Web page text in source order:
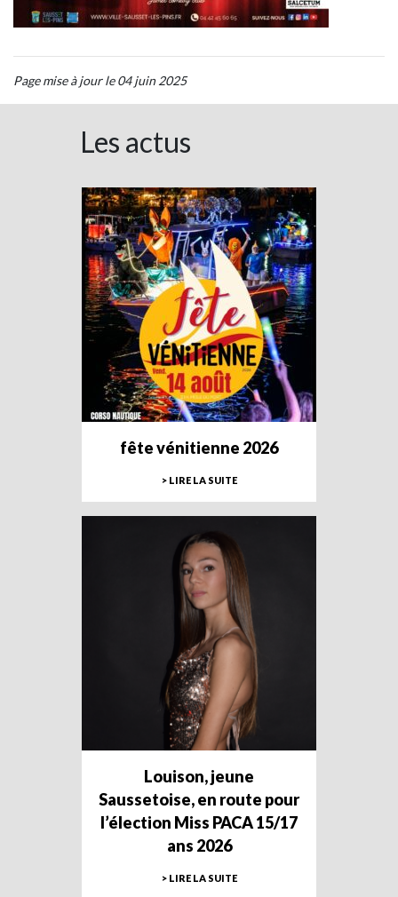
Page mise à jour le 04 juin 2025
Les actus
fête vénitienne 2026
> LIRE LA SUITE
Louison, jeune
Saussetoise, en route pour
l’élection Miss PACA 15/17
ans 2026
> LIRE LA SUITE